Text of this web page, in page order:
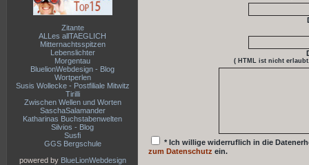
Zitante
ALLes allTAEGLICH
Mitternachtsspitzen
Lebenslichter
Morgentau
BluelionWebdesign - Blog
Wortperlen
Susis Wollecke - Postfiliale Mitwitz
Tirilli
Zwischen Wellen und Worten
SaschaSalamander
Katharinas Buchstabenwelten
Silvios - Blog
Susfi
GGS Bergschule
powered by BlueLionWebdesign
( HTML ist nicht
* Ich willige widerruflich in die
zum Datenschutz ein.